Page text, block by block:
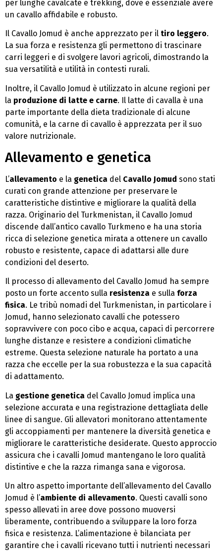
per lunghe cavalcate e trekking, dove è essenziale avere
un cavallo affidabile e robusto.
Il Cavallo Jomud è anche apprezzato per il tiro leggero.
La sua forza e resistenza gli permettono di trascinare
carri leggeri e di svolgere lavori agricoli, dimostrando la
sua versatilità e utilità in contesti rurali.
Inoltre, il Cavallo Jomud è utilizzato in alcune regioni per
la produzione di latte e carne. Il latte di cavalla è una
parte importante della dieta tradizionale di alcune
comunità, e la carne di cavallo è apprezzata per il suo
valore nutrizionale.
Allevamento e genetica
L’allevamento e la genetica del Cavallo Jomud sono stati
curati con grande attenzione per preservare le
caratteristiche distintive e migliorare la qualità della
razza. Originario del Turkmenistan, il Cavallo Jomud
discende dall’antico cavallo Turkmeno e ha una storia
ricca di selezione genetica mirata a ottenere un cavallo
robusto e resistente, capace di adattarsi alle dure
condizioni del deserto.
Il processo di allevamento del Cavallo Jomud ha sempre
posto un forte accento sulla resistenza e sulla forza
fisica. Le tribù nomadi del Turkmenistan, in particolare i
Jomud, hanno selezionato cavalli che potessero
sopravvivere con poco cibo e acqua, capaci di percorrere
lunghe distanze e resistere a condizioni climatiche
estreme. Questa selezione naturale ha portato a una
razza che eccelle per la sua robustezza e la sua capacità
di adattamento.
La gestione genetica del Cavallo Jomud implica una
selezione accurata e una registrazione dettagliata delle
linee di sangue. Gli allevatori monitorano attentamente
gli accoppiamenti per mantenere la diversità genetica e
migliorare le caratteristiche desiderate. Questo approccio
assicura che i cavalli Jomud mantengano le loro qualità
distintive e che la razza rimanga sana e vigorosa.
Un altro aspetto importante dell’allevamento del Cavallo
Jomud è l’ambiente di allevamento. Questi cavalli sono
spesso allevati in aree dove possono muoversi
liberamente, contribuendo a sviluppare la loro forza
fisica e resistenza. L’alimentazione è bilanciata per
garantire che i cavalli ricevano tutti i nutrienti necessari